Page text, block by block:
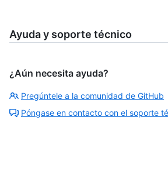
Ayuda y soporte técnico
¿Aún necesita ayuda?
Pregúntele a la comunidad de GitHub
Póngase en contacto con el soporte